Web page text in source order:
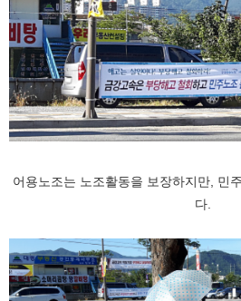
어용노조는 노조활동을 보장하지만, 민
다.